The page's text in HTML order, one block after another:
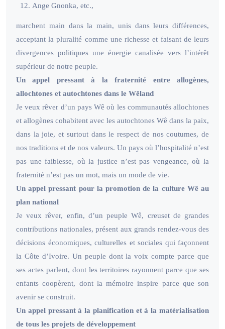
Ange Gnonka, etc.,
marchent main dans la main, unis dans leurs différences,
acceptant la pluralité comme une richesse et faisant de leurs
divergences politiques une énergie canalisée vers l’intérêt
supérieur de notre peuple.
Un appel pressant à la fraternité entre allogènes,
allochtones et autochtones dans le Wêland
Je veux rêver d’un pays Wê où les communautés allochtones
et allogènes cohabitent avec les autochtones Wê dans la paix,
dans la joie, et surtout dans le respect de nos coutumes, de
nos traditions et de nos valeurs. Un pays où l’hospitalité n’est
pas une faiblesse, où la justice n’est pas vengeance, où la
fraternité n’est pas un mot, mais un mode de vie.
Un appel pressant pour la promotion de la culture Wê au
plan national
Je veux rêver, enfin, d’un peuple Wê, creuset de grandes
contributions nationales, présent aux grands rendez-vous des
décisions économiques, culturelles et sociales qui façonnent
la Côte d’Ivoire. Un peuple dont la voix compte parce que
ses actes parlent, dont les territoires rayonnent parce que ses
enfants coopèrent, dont la mémoire inspire parce que son
avenir se construit.
Un appel pressant à la planification et à la matérialisation
de tous les projets de développement